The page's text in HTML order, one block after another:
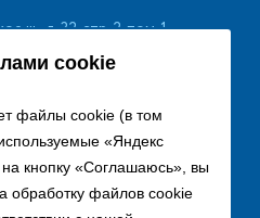
cookie
файлы cookie (в том
«Яндекс
кнопку «Соглашаюсь», вы
обработку файлов cookie
ш., д. 32, стр. 2, пом. 1
256 08 13
звонок